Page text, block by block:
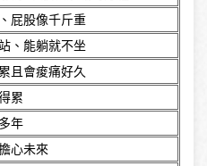
、屁股像千斤重
、能躺就不坐
且會痠痛好久
累
年
心未來